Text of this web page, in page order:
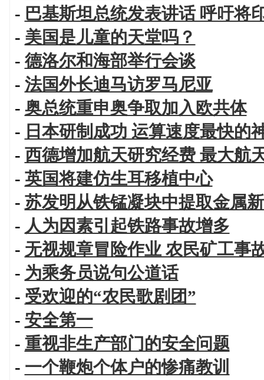
- 巴基斯坦总统发表讲话 呼吁将
- 美国是儿童的天堂吗？
- 德洛尔和海部举行会谈
- 法国外长迪马访罗马尼亚
- 奥总统重申奥争取加入欧共体
- 日本研制成功 运算速度最快的
- 西德增加航天研究经费 最大航
- 英国将建仿生耳移植中心
- 苏发明从铁锰凝块中提取金属
- 人为因素引起铁路事故增多
- 无视规章冒险作业 农民矿工事
- 为乘务员说句公道话
- 受欢迎的“农民歌剧团”
- 安全第一
- 重视非生产部门的安全问题
- 一个鞭炮个体户的惨痛教训